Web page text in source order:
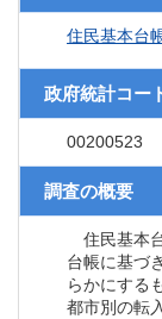
住民基本台
政府統計コー
00200523
調査の概要
住民基本
台帳に基づ
らかにする
都市別の転